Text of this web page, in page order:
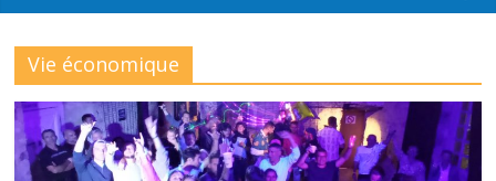
Partager,
Vie économique